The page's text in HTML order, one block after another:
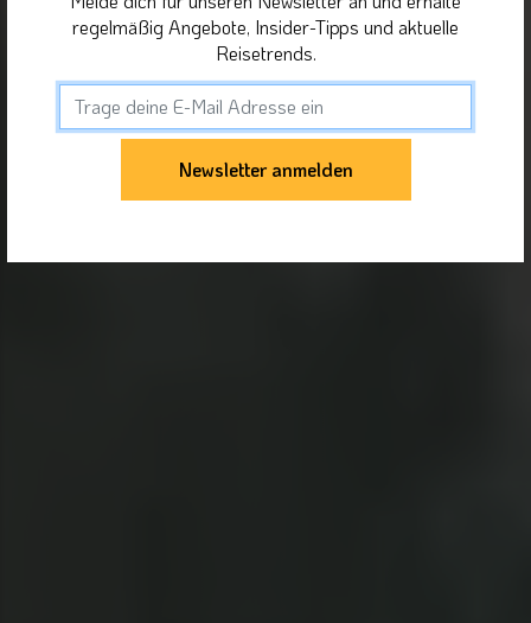
regelmäßig Angebote, Insider-Tipps und aktuelle
Reisetrends.